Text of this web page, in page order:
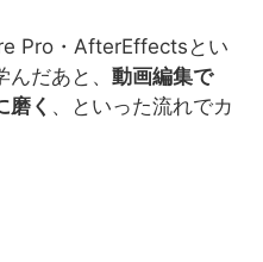
Pro・AfterEffectsとい
だあと、 動画編集で
磨く 、といった流れでカ